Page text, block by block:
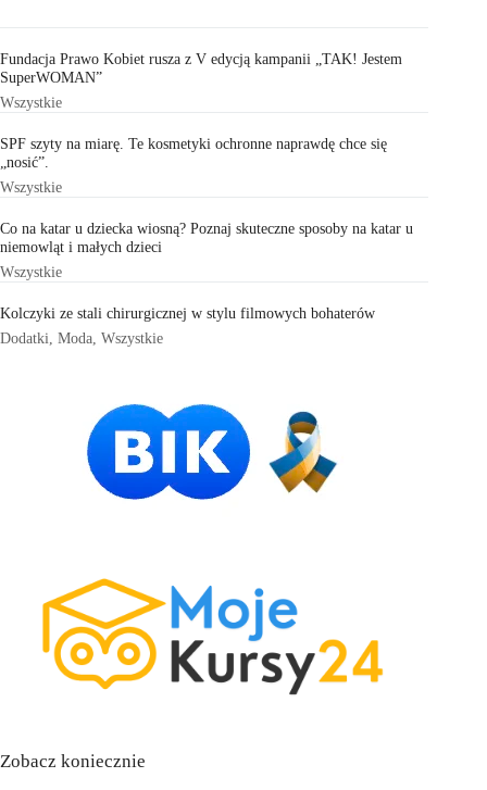
Fundacja Prawo Kobiet rusza z V edycją kampanii „TAK! Jestem
SuperWOMAN”
Wszystkie
SPF szyty na miarę. Te kosmetyki ochronne naprawdę chce się
„nosić”.
Wszystkie
Co na katar u dziecka wiosną? Poznaj skuteczne sposoby na katar u
niemowląt i małych dzieci
Wszystkie
Kolczyki ze stali chirurgicznej w stylu filmowych bohaterów
Dodatki Moda Wszystkie
Zobacz koniecznie